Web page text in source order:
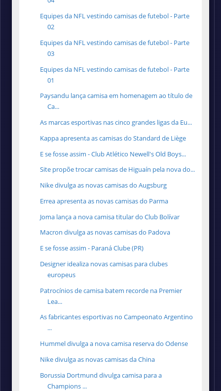
Equipes da NFL vestindo camisas de futebol - Parte
02
Equipes da NFL vestindo camisas de futebol - Parte
03
Equipes da NFL vestindo camisas de futebol - Parte
01
Paysandu lança camisa em homenagem ao título de
Ca...
As marcas esportivas nas cinco grandes ligas da Eu...
Kappa apresenta as camisas do Standard de Liège
E se fosse assim - Club Atlético Newell's Old Boys...
Site propõe trocar camisas de Higuaín pela nova do...
Nike divulga as novas camisas do Augsburg
Errea apresenta as novas camisas do Parma
Joma lança a nova camisa titular do Club Bolívar
Macron divulga as novas camisas do Padova
E se fosse assim - Paraná Clube (PR)
Designer idealiza novas camisas para clubes
europeus
Patrocínios de camisa batem recorde na Premier
Lea...
As fabricantes esportivas no Campeonato Argentino
...
Hummel divulga a nova camisa reserva do Odense
Nike divulga as novas camisas da China
Borussia Dortmund divulga camisa para a
Champions ...